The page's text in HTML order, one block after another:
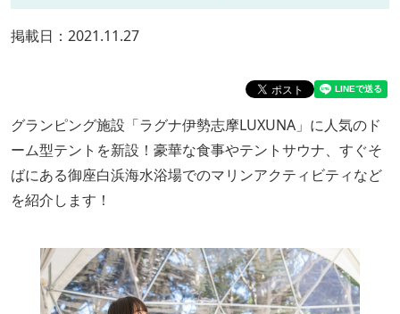
掲載日：2021.11.27
グランピング施設「ラグナ伊勢志摩LUXUNA」に人気のド
ーム型テントを新設！豪華な食事やテントサウナ、すぐそ
ばにある御座白浜海水浴場でのマリンアクティビティなど
を紹介します！